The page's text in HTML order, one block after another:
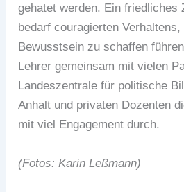
gehatet werden. Ein friedliches
bedarf couragierten
Bewusstsein zu schaffen
Lehrer gemeinsam mit vielen
Landeszentrale für politische
Anhalt und privaten Dozenten
mit viel Engagement durch.
(Fotos: Karin Leßmann)